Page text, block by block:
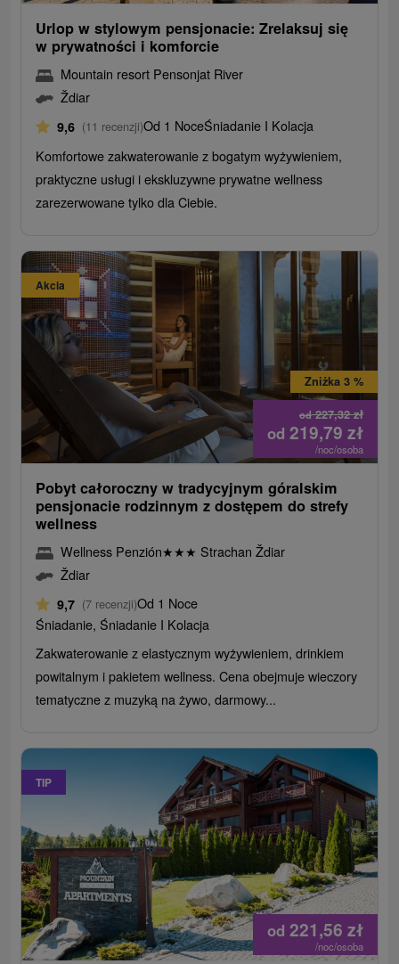
Urlop w stylowym pensjonacie: Zrelaksuj się
w prywatności i komforcie
Mountain resort Pensonjat River
Ždiar
9,6 (11 recenzji)Od 1 NoceŚniadanie I Kolacja
Komfortowe zakwaterowanie z bogatym wyżywieniem,
praktyczne usługi i ekskluzywne prywatne wellness
zarezerwowane tylko dla Ciebie.
Akcia
od227,32zł
Zniżka 3 %
od 219,79 zł
/noc/osoba
Pobyt całoroczny w tradycyjnym góralskim
pensjonacie rodzinnym z dostępem do strefy
wellness
Wellness Penzión★★★ Strachan Ždiar
Ždiar
9,7 (7 recenzji)Od 1 Noce
Śniadanie, Śniadanie I Kolacja
Zakwaterowanie z elastycznym wyżywieniem, drinkiem
powitalnym i pakietem wellness. Cena obejmuje wieczory
tematyczne z muzyką na żywo, darmowy...
TIP
od 221,56 zł
/noc/osoba